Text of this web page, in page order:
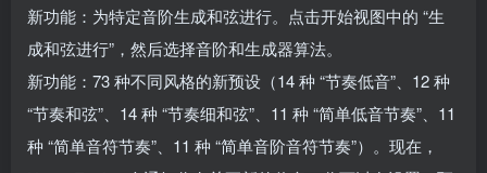
新功能：为特定音阶生成和弦进行。点击开始视图中的 “生
成和弦进行”，然后选择音阶和生成器算法。
新功能：73 种不同风格的新预设（14 种 “节奏低音”、12 种
“节奏和弦”、14 种 “节奏细和弦”、11 种 “简单低音节奏”、11
种 “简单音符节奏”、11 种 “简单音阶音符节奏”）。现在，